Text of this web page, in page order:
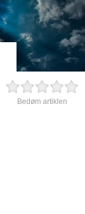
Bedøm artiklen